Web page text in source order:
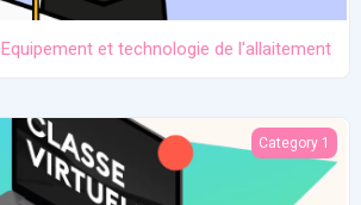
Equipement et technologie de l'allaitement
Ma classe virtuelle vers les 100h
Category 1